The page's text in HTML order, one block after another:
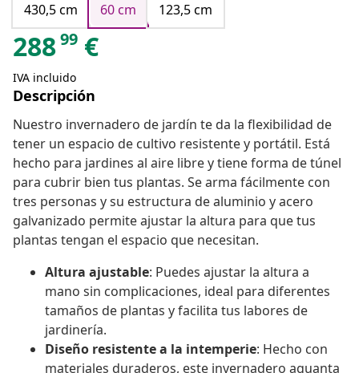
430,5 cm
60 cm 123,5 cm
28899 €
IVA incluido
Descripción
Nuestro invernadero de jardín te da la flexibilidad de
tener un espacio de cultivo resistente y portátil. Está
hecho para jardines al aire libre y tiene forma de túnel
para cubrir bien tus plantas. Se arma fácilmente con
tres personas y su estructura de aluminio y acero
galvanizado permite ajustar la altura para que tus
plantas tengan el espacio que necesitan.
Altura ajustable: Puedes ajustar la altura a
mano sin complicaciones, ideal para diferentes
tamaños de plantas y facilita tus labores de
jardinería.
Diseño resistente a la intemperie: Hecho con
materiales duraderos, este invernadero aguanta